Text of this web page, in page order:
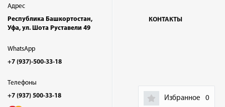
Избранное 0
Адрес
Республика Башкортостан,
Уфа, ул. Шота Руставели 49
WhatsApp
+7 (937)-500-33-18
Телефоны
+7 (937) 500-33-18
КОНТАКТЫ